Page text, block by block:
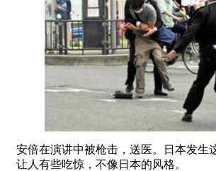
安倍在演讲中被枪击，送医。日本发生
让人有些吃惊，不像日本的风格。